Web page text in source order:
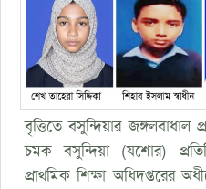
বৃত্তিতে বসুন্দিয়ার জঙ্গলবাধাল
চমক বসুন্দিয়া (যশোর)
প্রাথমিক শিক্ষা অধিদপ্তরের